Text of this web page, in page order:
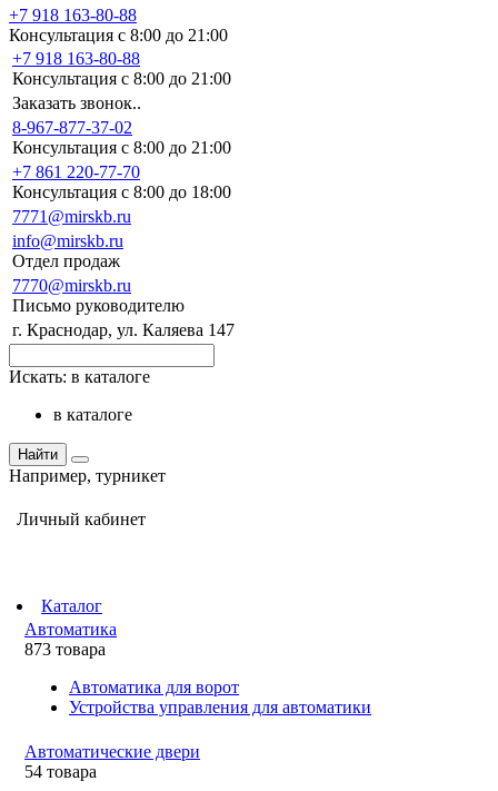
+7 918 163-80-88
Консультация с 8:00 до 21:00
+7 918 163-80-88
Консультация с 8:00 до 21:00
Заказать звонок..
8-967-877-37-02
Консультация с 8:00 до 21:00
+7 861 220-77-70
Консультация с 8:00 до 18:00
7771@mirskb.ru
info@mirskb.ru
Отдел продаж
7770@mirskb.ru
Письмо руководителю
г. Краснодар, ул. Каляева 147
Искать: в каталоге
в каталоге
Найти
Например, турникет
Личный кабинет
Каталог
Автоматика
873 товара
Автоматика для ворот
Устройства управления для автоматики
Автоматические двери
54 товара